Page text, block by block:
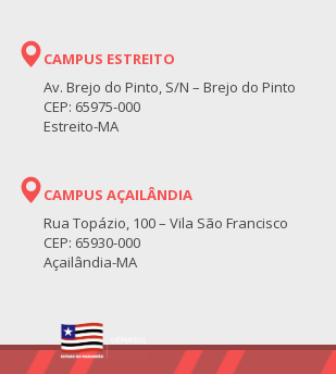
CAMPUS ESTREITO
Av. Brejo do Pinto, S/N – Brejo do Pinto
CEP: 65975-000
Estreito-MA
CAMPUS AÇAILÂNDIA
Rua Topázio, 100 – Vila São Francisco
CEP: 65930-000
Açailândia-MA